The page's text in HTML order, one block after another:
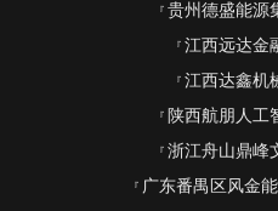
贵州德盛能源
江西远达金
江西达鑫机
陕西航朋人工
浙江舟山鼎峰
广东番禺区风金